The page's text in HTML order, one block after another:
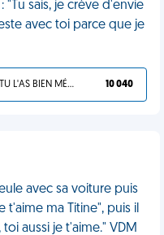
sais, je crève d'envie
avec toi parce que je
TU L'AS BIEN MÉRITÉ 10 040
avec sa voiture puis
t'aime ma Titine", puis il
aussi je t'aime." VDM